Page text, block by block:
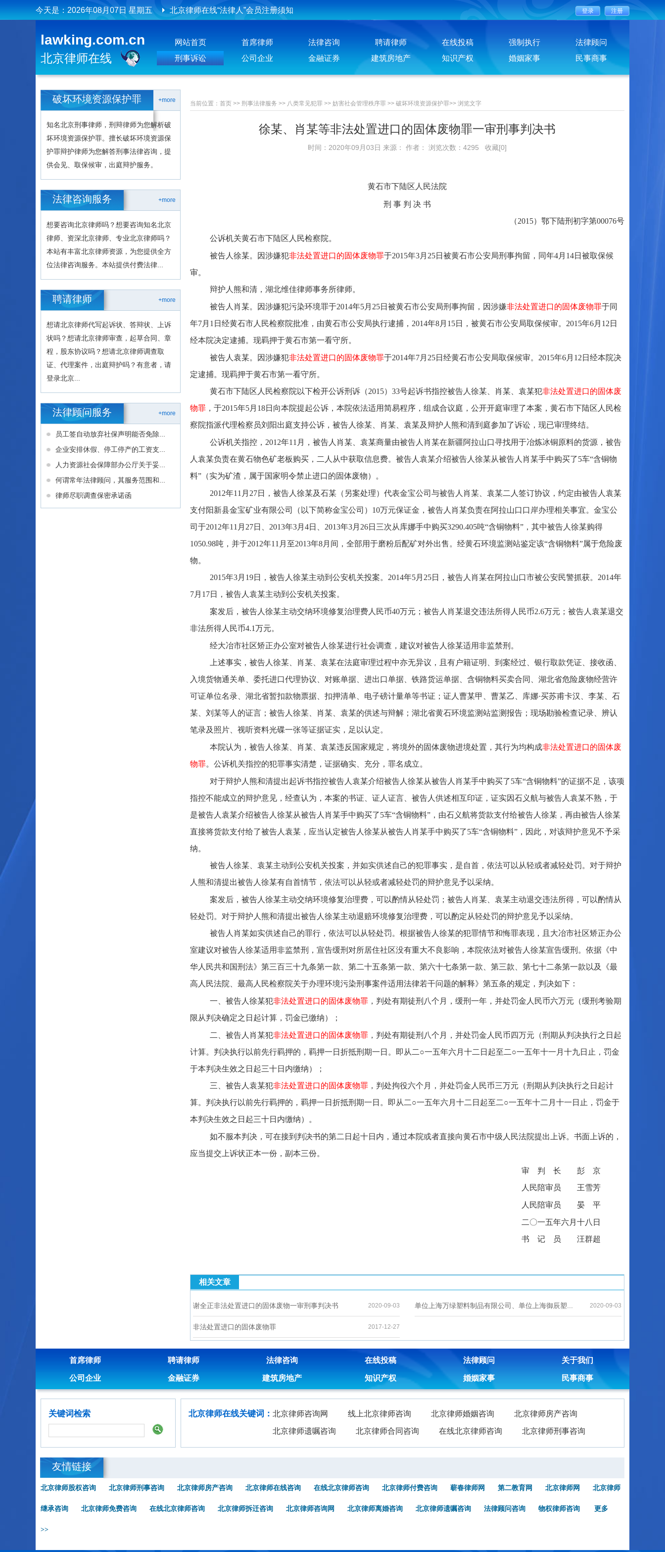
今天是： 2026年08月07日 星期五 北京律师在线投稿须知
lawking.com.cn
北京律师在线
网站首页 首席律师 法律咨询 聘请律师 在线投稿 强制执行
法律顾问
刑事诉讼
公司企业 金融证券 建筑房地产 知识产权 婚姻家事 民事商事
+more
破坏环境资源保护罪
知名北京刑事律师，刑辩律师为您解析破
坏环境资源保护罪。擅长破坏环境资源保
护罪辩护律师为您解答刑事法律咨询，提
供会见、取保候审，出庭辩护服务。
+more
法律咨询服务
想要咨询北京律师吗？想要咨询知名北京
律师、资深北京律师、专业北京律师吗？
本站有丰富北京律师资源，为您提供全方
位法律咨询服务。本站提供付费法律...
+more
聘请律师
想请北京律师代写起诉状、答辩状、上诉
状吗？想请北京律师审查，起草合同、章
程，股东协议吗？想请北京律师调查取
证、代理案件，出庭辩护吗？有意者，请
登录北京...
+more
法律顾问服务
员工签自动放弃社保声明能否免除...
企业安排休假、停工停产的工资支...
人力资源社会保障部办公厅关于妥...
何谓常年法律顾问，其服务范围和...
律师尽职调查保密承诺函
当前位置： 首页 >> 刑事法律服务 >> 八类常见犯罪 >> 妨害社会管理秩序罪 >> 破坏环境资源保护罪>> 浏览文字
徐某、肖某等非法处置进口的固体废物罪一审刑事判决书
时间：2020年09月03日 来源： 作者： 浏览次数：4295 收藏[0]
黄石市下陆区人民法院
刑 事 判 决 书
（2015）鄂下陆刑初字第00076号
公诉机关黄石市下陆区人民检察院。
被告人徐某。因涉嫌犯非法处置进口的固体废物罪于2015年3月25日被黄石市公安局刑事拘留，同年4月14日被取保候
审。
辩护人熊和清，湖北维佳律师事务所律师。
被告人肖某。因涉嫌犯污染环境罪于2014年5月25日被黄石市公安局刑事拘留，因涉嫌非法处置进口的固体废物罪于同
年7月1日经黄石市人民检察院批准，由黄石市公安局执行逮捕，2014年8月15日，被黄石市公安局取保候审。2015年6月12日
经本院决定逮捕。现羁押于黄石市第一看守所。
被告人袁某。因涉嫌犯非法处置进口的固体废物罪于2014年7月25日经黄石市公安局取保候审。2015年6月12日经本院决
定逮捕。现羁押于黄石市第一看守所。
黄石市下陆区人民检察院以下检开公诉刑诉（2015）33号起诉书指控被告人徐某、肖某、袁某犯非法处置进口的固体废
物罪 ，于2015年5月18日向本院提起公诉，本院依法适用简易程序，组成合议庭，公开开庭审理了本案，黄石市下陆区人民检
察院指派代理检察员刘阳出庭支持公诉，被告人徐某、肖某、袁某及辩护人熊和清到庭参加了诉讼，现已审理终结。
公诉机关指控，2012年11月，被告人肖某、袁某商量由被告人肖某在新疆阿拉山口寻找用于冶炼冰铜原料的货源，被告
人袁某负责在黄石物色矿老板购买，二人从中获取信息费。被告人袁某介绍被告人徐某从被告人肖某手中购买了5车“含铜物
料”（实为矿渣，属于国家明令禁止进口的固体废物）。
2012年11月27日，被告人徐某及石某（另案处理）代表金宝公司与被告人肖某、袁某二人签订协议，约定由被告人袁某
支付阳新县金宝矿业有限公司（以下简称金宝公司）10万元保证金，被告人肖某负责在阿拉山口口岸办理相关事宜。金宝公
司于2012年11月27日、2013年3月4日、2013年3月26日三次从库娜手中购买3290.405吨“含铜物料”，其中被告人徐某购得
1050.98吨，并于2012年11月至2013年8月间，全部用于磨粉后配矿对外出售。经黄石环境监测站鉴定该“含铜物料”属于危险废
物。
2015年3月19日，被告人徐某主动到公安机关投案。2014年5月25日，被告人肖某在阿拉山口市被公安民警抓获。2014年
7月17日，被告人袁某主动到公安机关投案。
案发后，被告人徐某主动交纳环境修复治理费人民币40万元；被告人肖某退交违法所得人民币2.6万元；被告人袁某退交
非法所得人民币4.1万元。
经大冶市社区矫正办公室对被告人徐某进行社会调查，建议对被告人徐某适用非监禁刑。
上述事实，被告人徐某、肖某、袁某在法庭审理过程中亦无异议，且有户籍证明、到案经过、银行取款凭证、接收函、
入境货物通关单、委托进口代理协议、对账单据、进出口单据、铁路货运单据、含铜物料买卖合同、湖北省危险废物经营许
可证单位名录、湖北省暂扣款物票据、扣押清单、电子磅计量单等书证；证人曹某甲、曹某乙、库娜·买苏甫卡汉、李某、石
某、刘某等人的证言；被告人徐某、肖某、袁某的供述与辩解；湖北省黄石环境监测站监测报告；现场勘验检查记录、辨认
笔录及照片、视听资料光碟一张等证据证实，足以认定。
本院认为，被告人徐某、肖某、袁某违反国家规定，将境外的固体废物进境处置，其行为均构成非法处置进口的固体废
物罪。公诉机关指控的犯罪事实清楚，证据确实、充分，罪名成立。
对于辩护人熊和清提出起诉书指控被告人袁某介绍被告人徐某从被告人肖某手中购买了5车“含铜物料”的证据不足，该项
指控不能成立的辩护意见，经查认为，本案的书证、证人证言、被告人供述相互印证，证实因石义航与被告人袁某不熟，于
是被告人袁某介绍被告人徐某从被告人肖某手中购买了5车“含铜物料”，由石义航将货款支付给被告人徐某，再由被告人徐某
直接将货款支付给了被告人袁某，应当认定被告人徐某从被告人肖某手中购买了5车“含铜物料”，因此，对该辩护意见不予采
纳。
被告人徐某、袁某主动到公安机关投案，并如实供述自己的犯罪事实，是自首，依法可以从轻或者减轻处罚。对于辩护
人熊和清提出被告人徐某有自首情节，依法可以从轻或者减轻处罚的辩护意见予以采纳。
案发后，被告人徐某主动交纳环境修复治理费，可以酌情从轻处罚；被告人肖某、袁某主动退交违法所得，可以酌情从
轻处罚。对于辩护人熊和清提出被告人徐某主动退赔环境修复治理费，可以酌定从轻处罚的辩护意见予以采纳。
被告人肖某如实供述自己的罪行，依法可以从轻处罚。根据被告人徐某的犯罪情节和悔罪表现，且大冶市社区矫正办公
室建议对被告人徐某适用非监禁刑，宣告缓刑对所居住社区没有重大不良影响，本院依法对被告人徐某宣告缓刑。依据《中
华人民共和国刑法》第三百三十九条第一款、第二十五条第一款、第六十七条第一款、第三款、第七十二条第一款以及《最
高人民法院、最高人民检察院关于办理环境污染刑事案件适用法律若干问题的解释》第五条的规定，判决如下：
一、被告人徐某犯非法处置进口的固体废物罪 ，判处有期徒刑八个月，缓刑一年，并处罚金人民币六万元（缓刑考验期
限从判决确定之日起计算，罚金已缴纳）；
二、被告人肖某犯非法处置进口的固体废物罪 ，判处有期徒刑八个月，并处罚金人民币四万元（刑期从判决执行之日起
计算。判决执行以前先行羁押的，羁押一日折抵刑期一日。即从二○一五年六月十二日起至二○一五年十一月十九日止，罚金
于本判决生效之日起三十日内缴纳）；
三、被告人袁某犯非法处置进口的固体废物罪 ，判处拘役六个月，并处罚金人民币三万元（刑期从判决执行之日起计
算。判决执行以前先行羁押的，羁押一日折抵刑期一日。即从二○一五年六月十二日起至二○一五年十二月十一日止，罚金于
本判决生效之日起三十日内缴纳）。
如不服本判决，可在接到判决书的第二日起十日内，通过本院或者直接向黄石市中级人民法院提出上诉。书面上诉的，
应当提交上诉状正本一份，副本三份。
审 判 长 彭 京
人民陪审员 王雪芳
人民陪审员 晏 平
二〇一五年六月十八日
书 记 员 汪群超
相关文章
谢全正非法处置进口的固体废物一审刑事判决书 2020-09-03 单位上海万绿塑料制品有限公司、单位上海御辰塑... 2020-09-03
非法处置进口的固体废物罪 2017-12-27
首席律师 聘请律师 法律咨询 在线投稿 法律顾问 关于我们
公司企业 金融证券 建筑房地产 知识产权 婚姻家事 民事商事
关键词检索 北京律师在线关键词： 北京律师咨询网 线上北京律师咨询 北京律师婚姻咨询 北京律师房产咨询
北京律师遗嘱咨询 北京律师合同咨询 在线北京律师咨询 北京律师刑事咨询
友情链接
北京律师股权咨询 北京律师刑事咨询 北京律师房产咨询 北京律师在线咨询 在线北京律师咨询 北京律师付费咨询 蕲春律师网 第二教育网 北京律师网 北京律师
继承咨询 北京律师免费咨询 在线北京律师咨询 北京律师拆迁咨询 北京律师咨询网 北京律师离婚咨询 北京律师遗嘱咨询 法律顾问咨询 物权律师咨询 更多
>>